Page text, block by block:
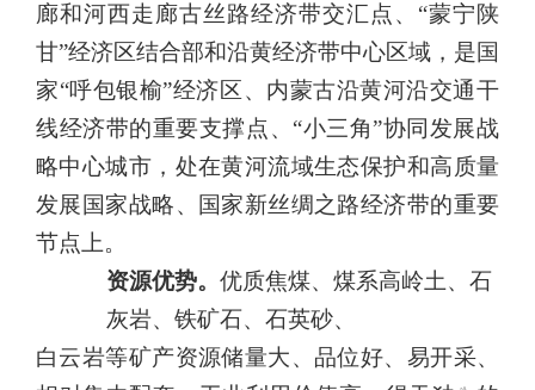
廊和河西走廊古丝路经济带交汇点、“蒙宁陕
甘”经济区结合部和沿黄经济带中心区域，是国
家“呼包银榆”经济区、内蒙古沿黄河沿交通干
线经济带的重要支撑点、“小三角”协同发展战
略中心城市，处在黄河流域生态保护和高质量
发展国家战略、国家新丝绸之路经济带的重要
节点上。
资源优势。 优质焦煤、煤系高岭土、石
灰岩、铁矿石、石英砂、
白云岩等矿产资源储量大、品位好、易开采、